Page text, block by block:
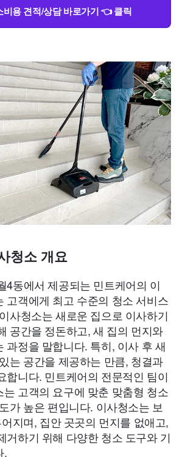
비용 견적/상담 바로가기 👈 클릭
청소 개요
4동에서 제공되는 민트케어의 이
고객에게 최고 수준의 청소 서비스
사청소는 새로운 집으로 이사하기
공간을 정돈하고, 새 집의 먼지와
과정을 말합니다. 특히, 이사 후 새
는 공간을 제공하는 만큼, 청결과
합니다. 민트케어의 전문적인 팀이
고객의 요구에 맞춘 맞춤형 청소
가 높은 편입니다. 이사청소는 보
지며, 집안 곳곳의 먼지를 없애고,
거하기 위해 다양한 청소 도구와 기
.